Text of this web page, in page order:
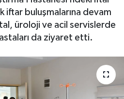
iftar buluşmalarına devam
üroloji ve acil servislerde
da ziyaret etti.